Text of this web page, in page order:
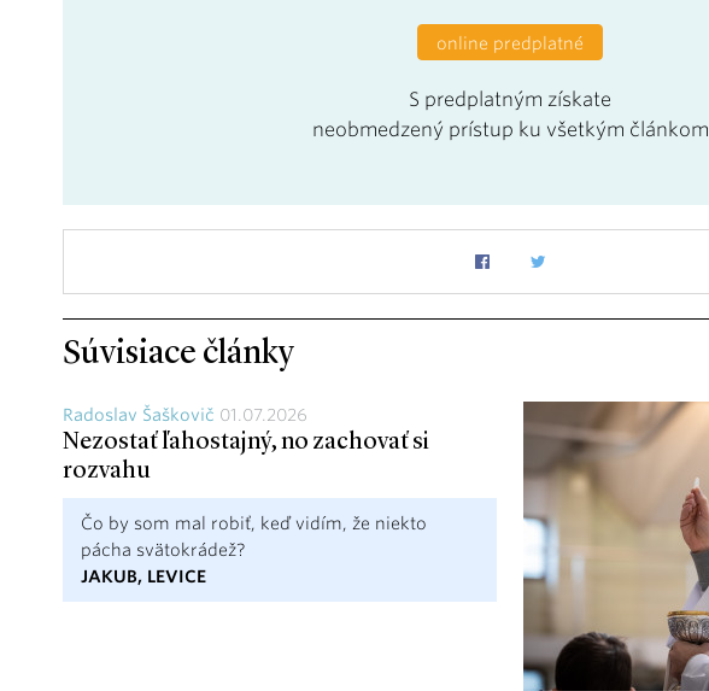
online predplatné
S predplatným získate
neobmedzený prístup ku všetkým článkom
Súvisiace články
Radoslav Šaškovič 01.07.2026
Nezostať ľahostajný, no zachovať si
rozvahu
Čo by som mal robiť, keď vidím, že niekto
pácha svätokrádež?
JAKUB, LEVICE